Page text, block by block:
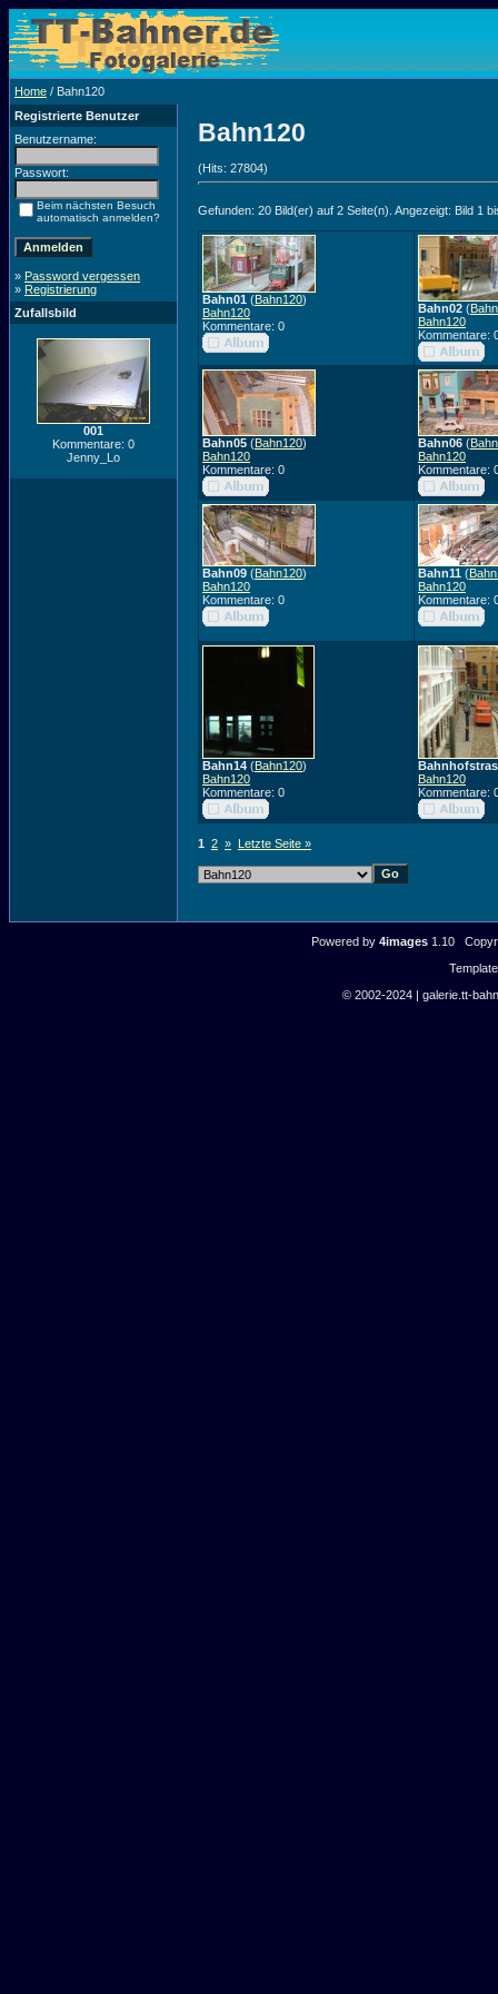
Home / Bahn120
Registrierte Benutzer
Benutzername:
Passwort:
Beim nächsten Besuch
automatisch anmelden?
» Password vergessen
» Registrierung
Zufallsbild
001
Kommentare: 0
Jenny_Lo
Bahn120
(Hits: 27804)
Gefunden: 20 Bild(er) auf 2 Seite(n). Angezeigt: Bild 1
Bahn01 (Bahn120)
Bahn120
Kommentare: 0
Bahn02 (
Bahn120
Kommentare:
Bahn05 (Bahn120)
Bahn120
Kommentare: 0
Bahn06 (
Bahn120
Kommentare:
Bahn09 (Bahn120)
Bahn120
Kommentare: 0
Bahn11 (
Bahn120
Kommentare:
Bahn14 (Bahn120)
Bahn120
Kommentare: 0
Bahn120
Kommentare:
1 2 » Letzte Seite »
Powered by 4images1.10
© 2002-2024 | galerie.tt-